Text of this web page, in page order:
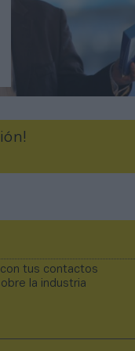
tus contactos
la industria